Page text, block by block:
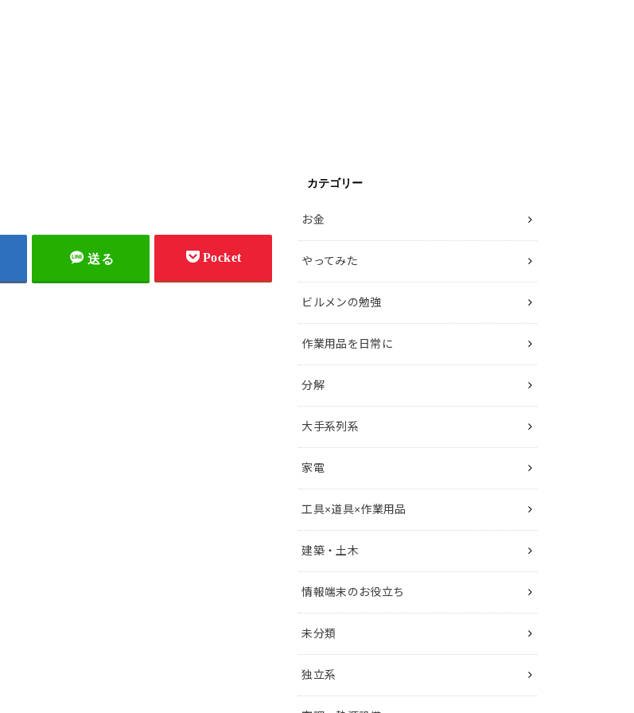
送る Pocket
カテゴリー
お金
やってみた
ビルメンの勉強
作業用品を日常に
分解
大手系列系
家電
工具×道具×作業用品
建築・土木
情報端末のお役立ち
未分類
独立系